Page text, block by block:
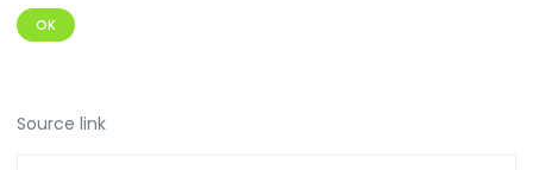
OK
Source link